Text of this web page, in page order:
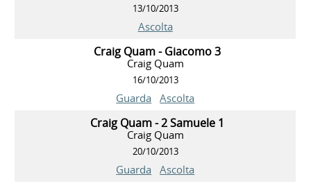
13/10/2013
Ascolta
Craig Quam - Giacomo 3
Craig Quam
16/10/2013
Guarda Ascolta
Craig Quam - 2 Samuele 1
Craig Quam
20/10/2013
Guarda Ascolta